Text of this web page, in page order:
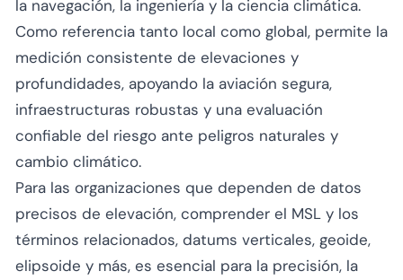
la navegación, la ingeniería y la ciencia climática.
Como referencia tanto local como global, permite la
medición consistente de elevaciones y
profundidades, apoyando la aviación segura,
infraestructuras robustas y una evaluación
confiable del riesgo ante peligros naturales y
cambio climático.
Para las organizaciones que dependen de datos
precisos de elevación, comprender el MSL y los
términos relacionados, datums verticales, geoide,
elipsoide y más, es esencial para la precisión, la